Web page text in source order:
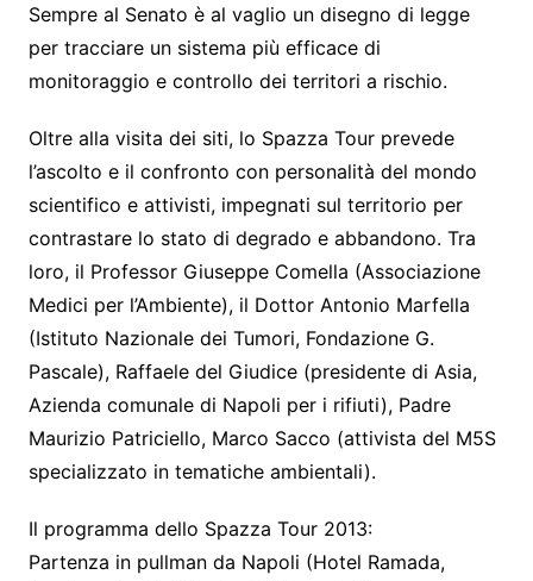
Sempre al Senato è al vaglio un disegno di legge
per tracciare un sistema più efficace di
monitoraggio e controllo dei territori a rischio.
Oltre alla visita dei siti, lo Spazza Tour prevede
l’ascolto e il confronto con personalità del mondo
scientifico e attivisti, impegnati sul territorio per
contrastare lo stato di degrado e abbandono. Tra
loro, il Professor Giuseppe Comella (Associazione
Medici per l’Ambiente), il Dottor Antonio Marfella
(Istituto Nazionale dei Tumori, Fondazione G.
Pascale), Raffaele del Giudice (presidente di Asia,
Azienda comunale di Napoli per i rifiuti), Padre
Maurizio Patriciello, Marco Sacco (attivista del M5S
specializzato in tematiche ambientali).
Il programma dello Spazza Tour 2013:
Partenza in pullman da Napoli (Hotel Ramada,